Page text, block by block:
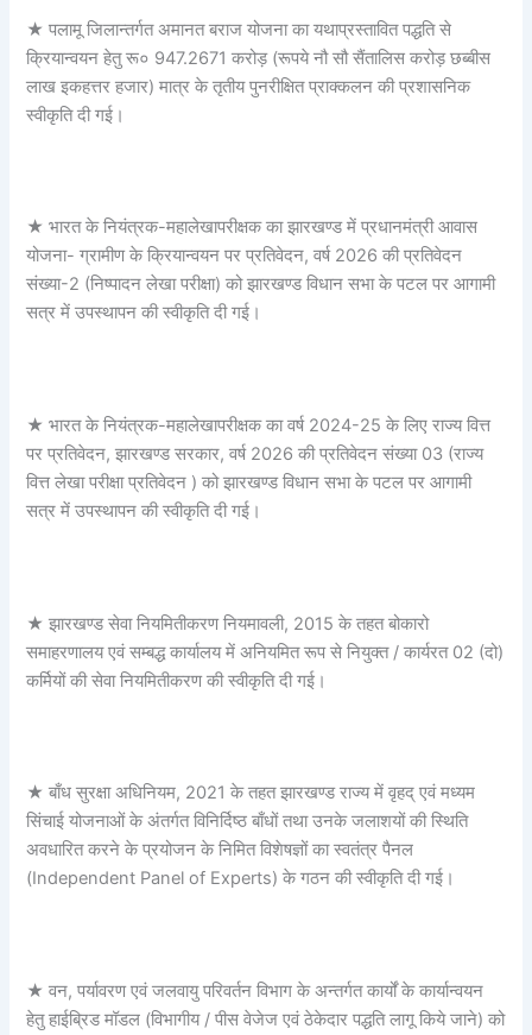
★ पलामू जिलान्तर्गत अमानत बराज योजना का यथाप्रस्तावित पद्धति से
क्रियान्वयन हेतु रू० 947.2671 करोड़ (रूपये नौ सौ सैंतालिस करोड़ छब्बीस
लाख इकहत्तर हजार) मात्र के तृतीय पुनरीक्षित प्राक्कलन की प्रशासनिक
स्वीकृति दी गई।
★ भारत के नियंत्रक-महालेखापरीक्षक का झारखण्ड में प्रधानमंत्री आवास
योजना- ग्रामीण के क्रियान्वयन पर प्रतिवेदन, वर्ष 2026 की प्रतिवेदन
संख्या-2 (निष्पादन लेखा परीक्षा) को झारखण्ड विधान सभा के पटल पर आगामी
सत्र में उपस्थापन की स्वीकृति दी गई।
★ भारत के नियंत्रक-महालेखापरीक्षक का वर्ष 2024-25 के लिए राज्य वित्त
पर प्रतिवेदन, झारखण्ड सरकार, वर्ष 2026 की प्रतिवेदन संख्या 03 (राज्य
वित्त लेखा परीक्षा प्रतिवेदन ) को झारखण्ड विधान सभा के पटल पर आगामी
सत्र में उपस्थापन की स्वीकृति दी गई।
★ झारखण्ड सेवा नियमितीकरण नियमावली, 2015 के तहत बोकारो
समाहरणालय एवं सम्बद्ध कार्यालय में अनियमित रूप से नियुक्त / कार्यरत 02 (दो)
कर्मियों की सेवा नियमितीकरण की स्वीकृति दी गई।
★ बाँध सुरक्षा अधिनियम, 2021 के तहत झारखण्ड राज्य में वृहद् एवं मध्यम
सिंचाई योजनाओं के अंतर्गत विनिर्दिष्ठ बाँधों तथा उनके जलाशयों की स्थिति
अवधारित करने के प्रयोजन के निमित विशेषज्ञों का स्वतंत्र पैनल
(Independent Panel of Experts) के गठन की स्वीकृति दी गई।
★ वन, पर्यावरण एवं जलवायु परिवर्तन विभाग के अन्तर्गत कार्यों के कार्यान्वयन
हेतु हाईब्रिड मॉडल (विभागीय / पीस वेजेज एवं ठेकेदार पद्धति लागू किये जाने) को